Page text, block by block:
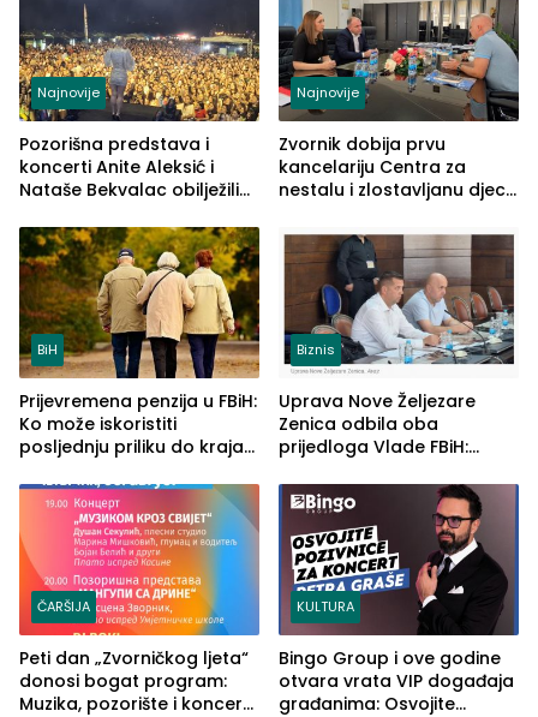
Najnovije
Pozorišna predstava i
koncerti Anite Aleksić i
Nataše Bekvalac obilježili
ljeta (FOTO)
Najnovije
Zvornik dobija prvu
kancelariju Centra za
nestalu i zlostavljanu djecu
BiH
Prijevremena penzija u FBiH:
Ko može iskoristiti
posljednju priliku do kraja
Biznis
Uprava Nove Željezare
Zenica odbila oba
prijedloga Vlade FBiH:
rješenje
ČARŠIJA
Peti dan „Zvorničkog ljeta“
donosi bogat program:
Muzika, pozorište i koncert
KULTURA
Bingo Group i ove godine
otvara vrata VIP događaja
građanima: Osvojite